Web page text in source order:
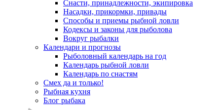
Снасти, принадлежности, экипировка
Насадки, прикормки, привады
Способы и приемы рыбной ловли
Кодексы и законы для рыболова
Вокруг рыбалки
Календари и прогнозы
Рыболовный календарь на год
Календарь рыбной ловли
Календарь по снастям
Смех да и только!
Рыбная кухня
Блог рыбака